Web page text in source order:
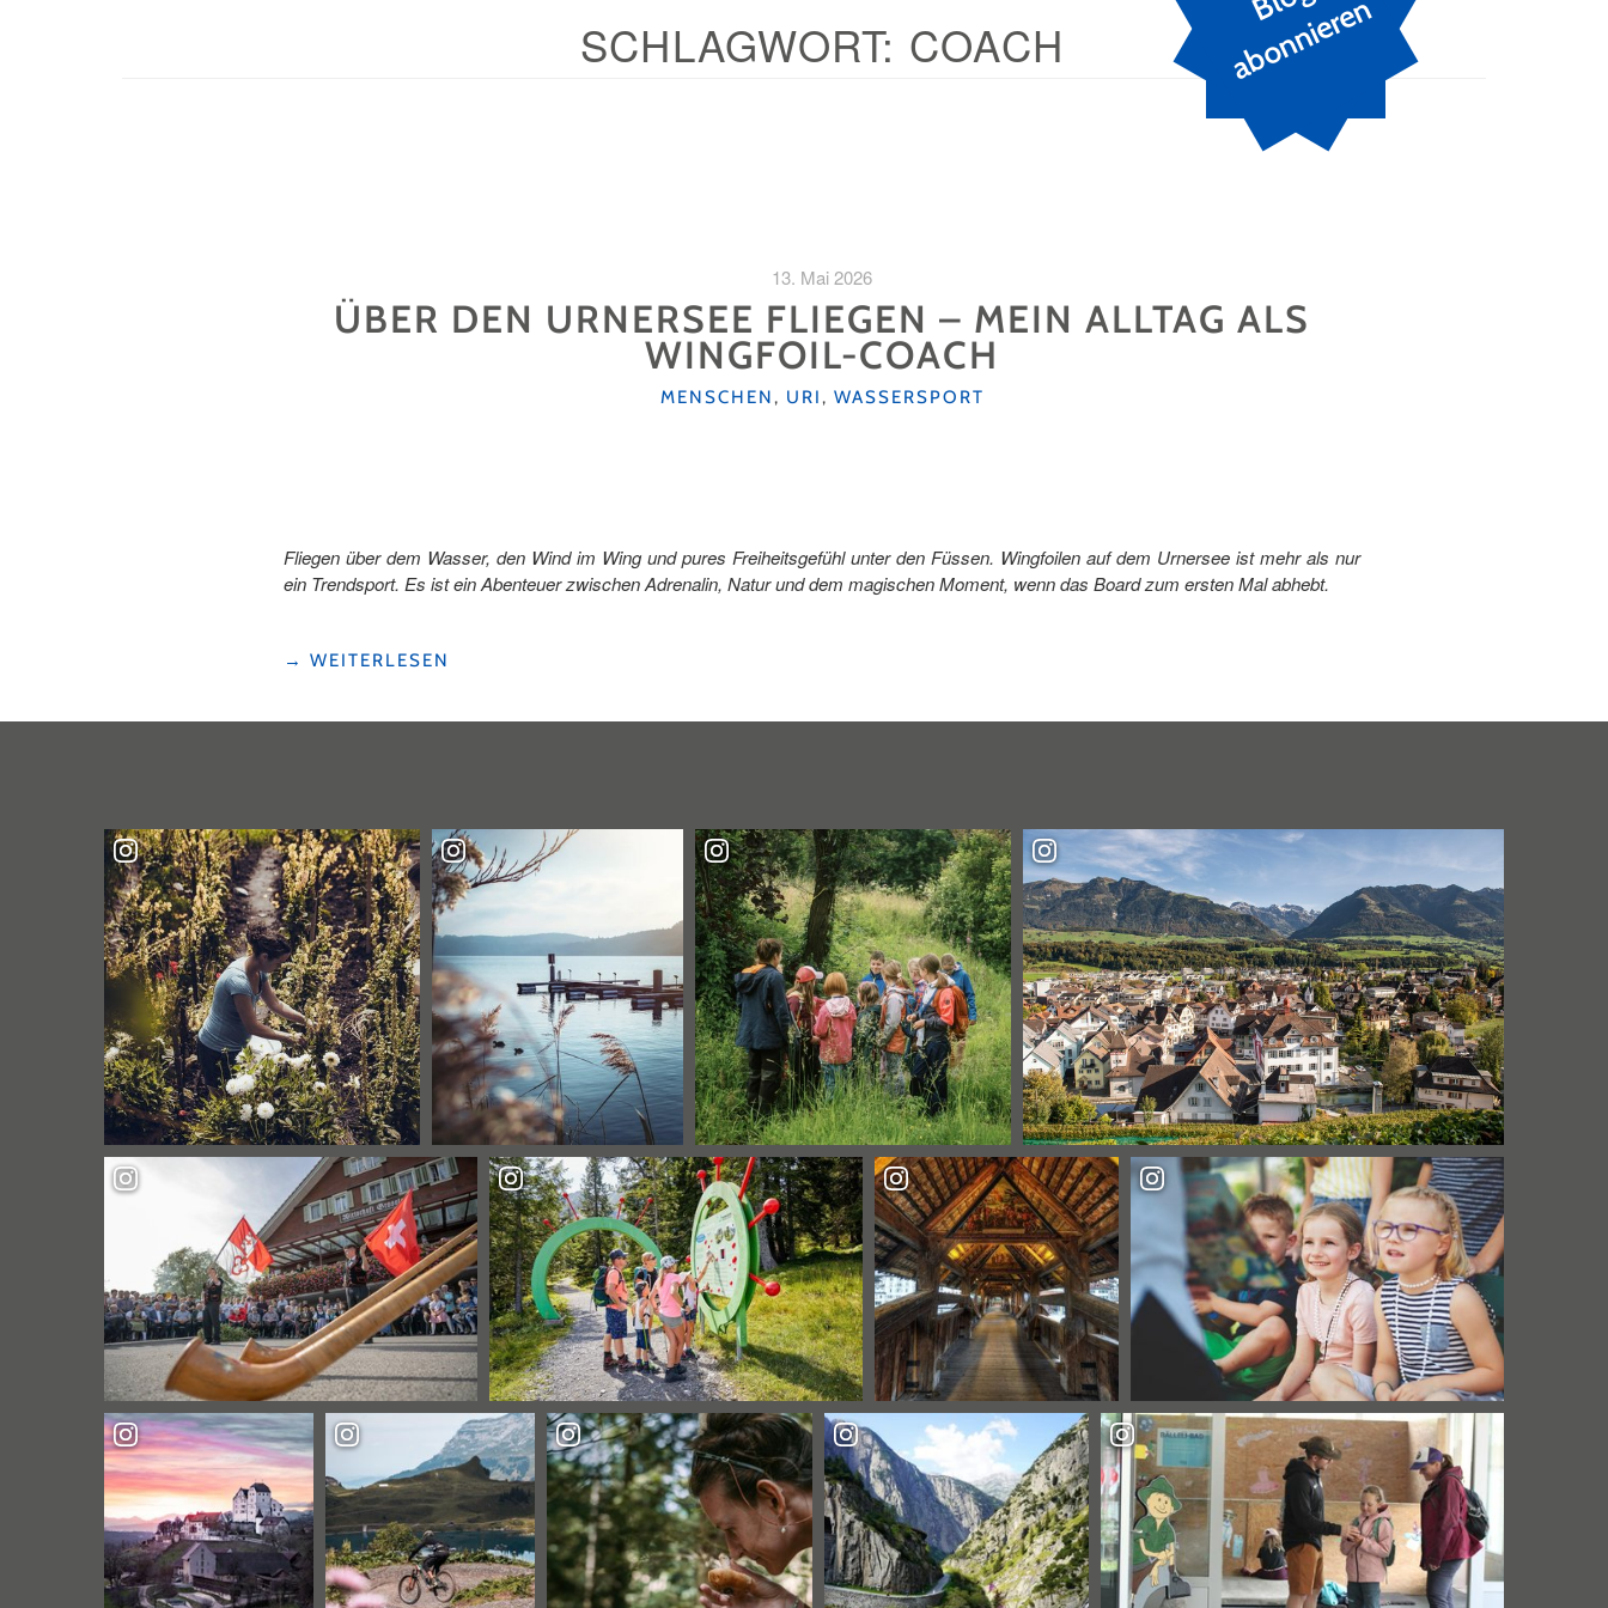
n
SCHLAGWORT: COACH
13. Mai 2026
ÜBER DEN URNERSEE FLIEGEN – MEIN ALLTAG ALS
WINGFOIL-COACH
KATEGORIEN
MENSCHEN, URI, WASSERSPORT
Fliegen über dem Wasser, den Wind im Wing und pures Freiheitsgefühl unter den Füssen. Wingfoilen auf dem Urnersee ist mehr als nur
ein Trendsport. Es ist ein Abenteuer zwischen Adrenalin, Natur und dem magischen Moment, wenn das Board zum ersten Mal abhebt.
"ÜBER
ALS
WINGFOIL-
COACH"
→ WEITERLESEN